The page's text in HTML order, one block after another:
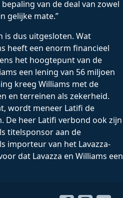
van de deal van zowel
gelijke mate.”
is dus uitgesloten. Wat
heeft een enorm financieel
het hoogtepunt van de
een lening van 56 miljoen
kreeg Williams met de
en terreinen als zekerheid.
wordt meneer Latifi de
De heer Latifi verbond ook zijn
titelsponsor aan de
importeur van het Lavazza-
dat Lavazza en Williams een